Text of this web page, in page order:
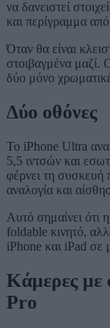
να δανειστεί
και περίγραμμα από
Όταν θα είναι
στοιβαγμένα μαζί.
δύο μόνο
Δύο οθόνες
Το iPhone Ultra
5,5 ιντσών και
φέρνει τη συσκευή
αναλογία και
Αυτό σημαίνει ότι
foldable κινητό,
iPhone και iPad σε
Κάμερες με
Pro